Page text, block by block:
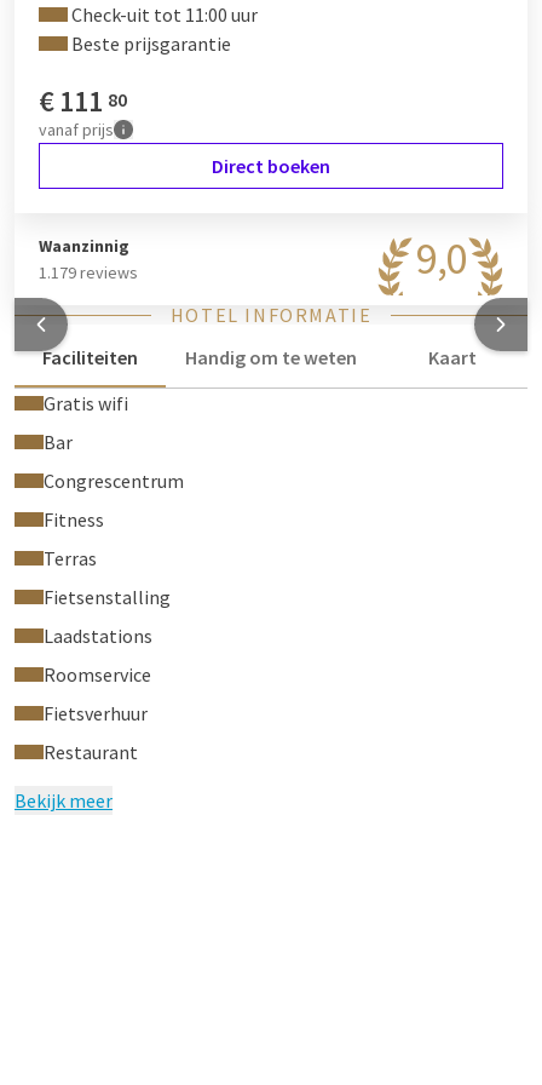
schoonmaakbeurt over te slaan, zullen wij in samenwerking
met Go Forest een boom planten in Madagaskar. Als gast kan
Lees meer over het Go Forest project
Het gehele hotel is rookvrij. Roken is niet toegestaan in
dit hotel. Mocht u in uw hotelkamer roken dan zijn wij
rekening te brengen.
Bekijk hier onze virtual hotel tour
Check-uit tot 11:00 uur
Beste prijsgarantie
€111 80
vanafprijs
Direct boeken
9,0
Waanzinnig
1.179 reviews
HOTEL INFORMATIE
Faciliteiten
Handig om te weten
Kaart
Gratis wifi
Bar
Congrescentrum
Fitness
Terras
Fietsenstalling
Laadstations
Roomservice
Fietsverhuur
Restaurant
Bekijk meer